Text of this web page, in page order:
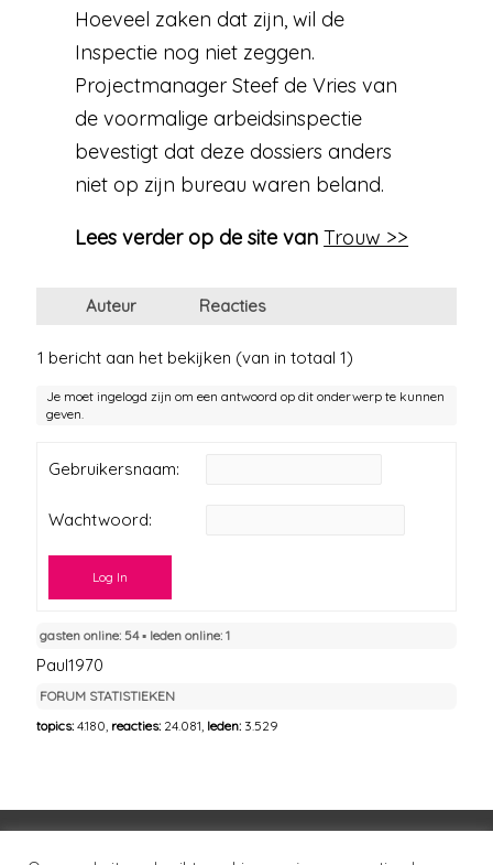
Hoeveel zaken dat zijn, wil de
Inspectie nog niet zeggen.
Projectmanager Steef de Vries van
de voormalige arbeidsinspectie
bevestigt dat deze dossiers anders
niet op zijn bureau waren beland.
Lees verder op de site van Trouw >>
Auteur Reacties
1 bericht aan het bekijken (van in totaal 1)
Je moet ingelogd zijn om een antwoord op dit onderwerp te kunnen
geven.
Gebruikersnaam:
Wachtwoord:
Log In
gasten online: 54 ▪︎ leden online: 1
Paul1970
FORUM STATISTIEKEN
topics:4.180, reacties: 24.081, leden: 3.529
Voorwaarden Huisregels Privacybeleid